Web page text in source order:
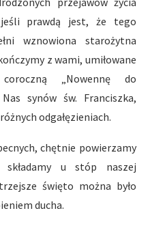
prawdą jest, że tego
wznowiona starożytna
z wami, umiłowane
„Nowennę do
synów św. Franciszka,
odgałęzieniach.
chętnie powierzamy
u stóp naszej
święto można było
ducha.